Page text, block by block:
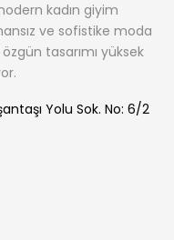
kadın giyim
ve sofistike moda
tasarımı yüksek
Yolu Sok. No: 6/2